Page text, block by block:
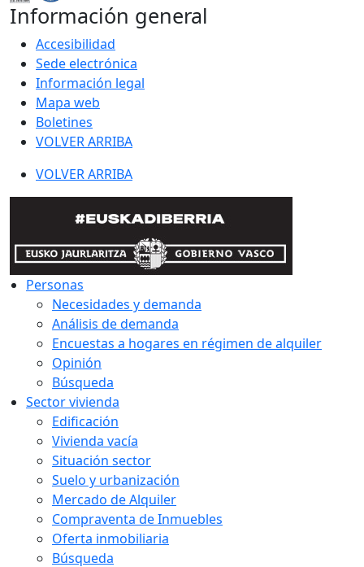
Información general
Accesibilidad
Sede electrónica
Información legal
Mapa web
Boletines
VOLVER ARRIBA
VOLVER ARRIBA
Personas
Necesidades y demanda
Análisis de demanda
Encuestas a hogares en régimen de alquiler
Opinión
Búsqueda
Sector vivienda
Edificación
Vivienda vacía
Situación sector
Suelo y urbanización
Mercado de Alquiler
Compraventa de Inmuebles
Oferta inmobiliaria
Búsqueda